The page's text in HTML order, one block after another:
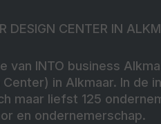
DESIGN CENTER IN
van INTO business
Center) in Alkmaar. In
maar liefst 125
en ondernemerschap.